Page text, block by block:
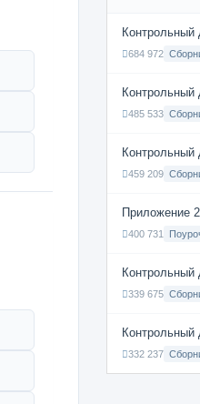
684 972
485 533
459 209
Приложение
400 731
339 675
332 237